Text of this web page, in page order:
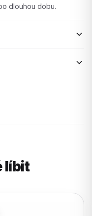
dlouhou dobu.
líbit